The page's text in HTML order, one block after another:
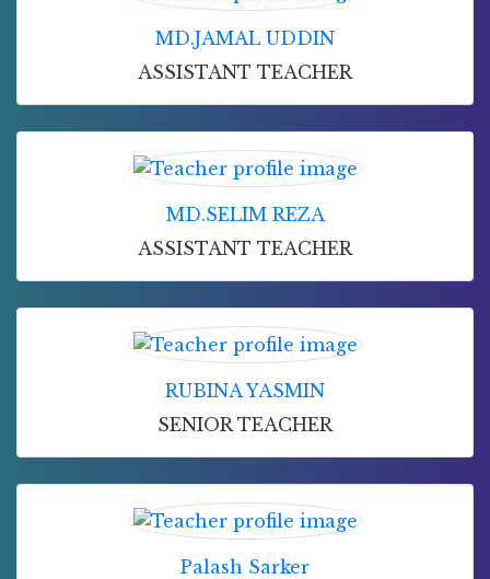
MD.JAMAL UDDIN
ASSISTANT TEACHER
MD.SELIM REZA
ASSISTANT TEACHER
RUBINA YASMIN
SENIOR TEACHER
Palash Sarker